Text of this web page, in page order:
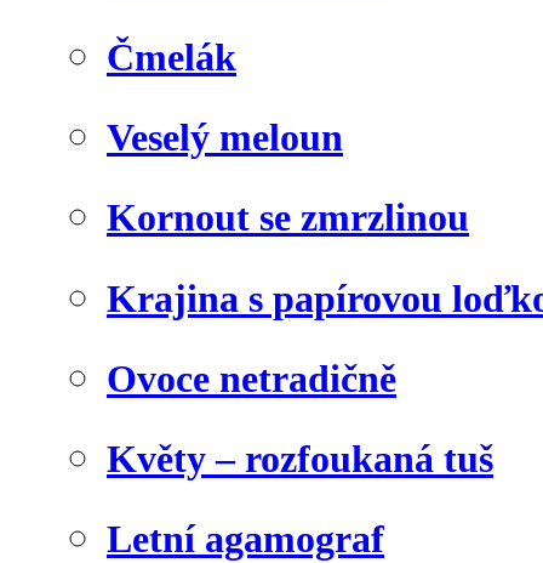
Čmelák
Veselý meloun
Kornout se zmrzlinou
Krajina s papírovou
Ovoce netradičně
Květy – rozfoukaná tuš
Letní agamograf